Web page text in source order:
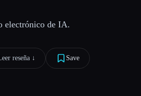
electrónico de IA.
reseña ↓︎ Save